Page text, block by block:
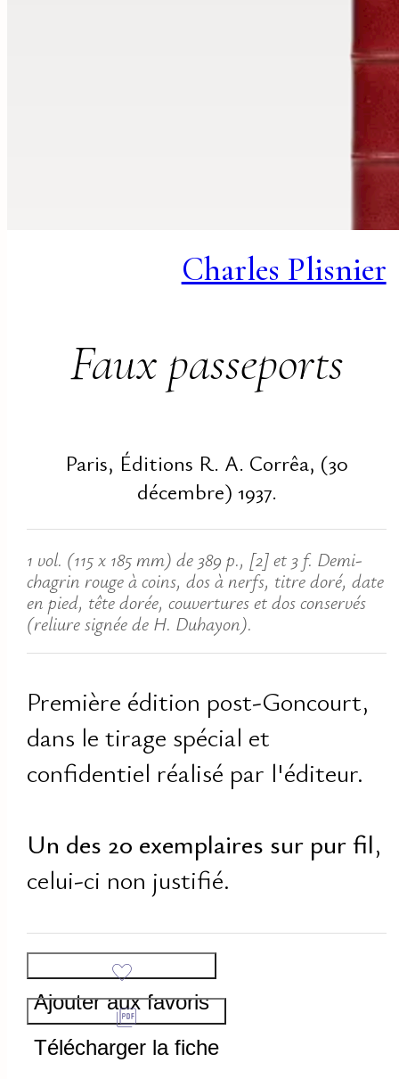
Charles Plisnier
Faux passeports
Paris, Éditions R. A. Corrêa, (30
décembre) 1937.
1 vol. (115 x 185 mm) de 389 p., [2] et 3 f. Demi-
chagrin rouge à coins, dos à nerfs, titre doré, date
en pied, tête dorée, couvertures et dos conservés
(reliure signée de H. Duhayon).
Première édition post-Goncourt,
dans le tirage spécial et
confidentiel réalisé par l'éditeur.
Un des 20 exemplaires sur pur fil,
celui-ci non justifié.
Ajouter aux favoris
Télécharger la fiche